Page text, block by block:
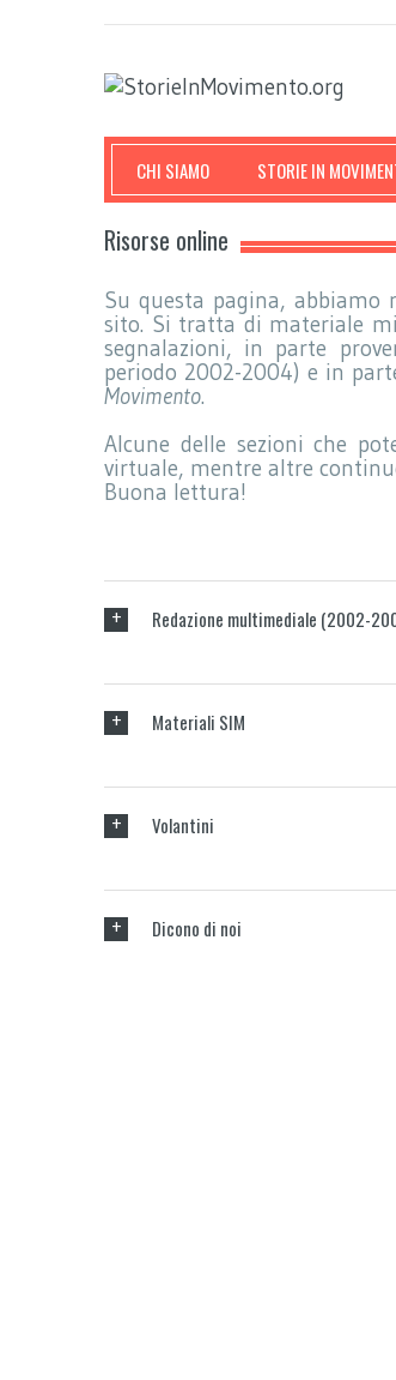
CHI SIAMO STORIE IN
Risorse online
Su questa pagina,
sito. Si tratta di materiale
segnalazioni, in parte
periodo 2002-2004) e in
Movimento.
Alcune delle sezioni che
virtuale, mentre altre
Buona lettura!
+ Redazione multimediale (2002-
+ Materiali SIM
+ Volantini
+ Dicono di noi